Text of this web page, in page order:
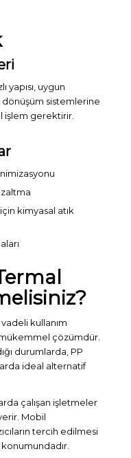
yapısı, uygun
dönüşüm sistemlerine
işlem gerektirir.
kimyasal atık
kullanım
çözümdür.
durumlarda, PP
ideal alternatif
çalışan işletmeler
Mobil
tercih edilmesi